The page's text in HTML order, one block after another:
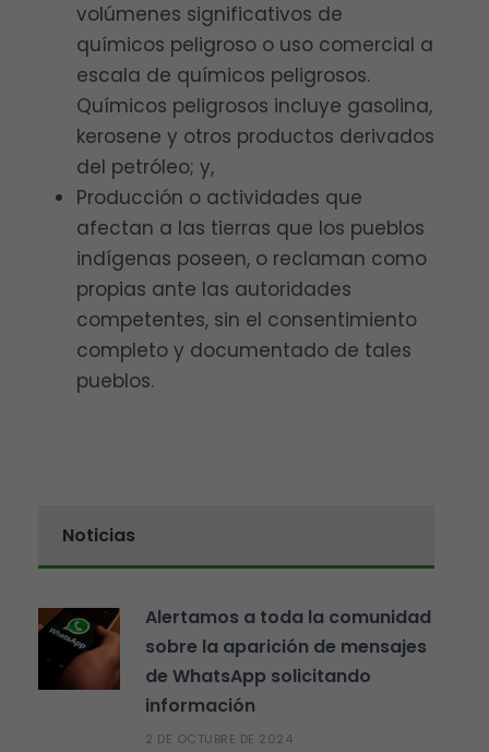
volúmenes significativos de
químicos peligroso o uso comercial a
escala de químicos peligrosos.
Químicos peligrosos incluye gasolina,
kerosene y otros productos derivados
del petróleo; y,
Producción o actividades que
afectan a las tierras que los pueblos
indígenas poseen, o reclaman como
propias ante las autoridades
competentes, sin el consentimiento
completo y documentado de tales
pueblos.
Noticias
Alertamos a toda la comunidad
sobre la aparición de mensajes
de WhatsApp solicitando
información
2 DE OCTUBRE DE 2024